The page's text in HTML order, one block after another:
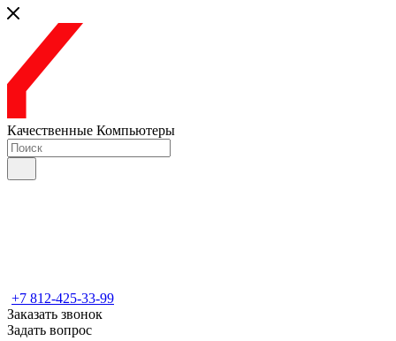
Качественные Компьютеры
+7 812-425-33-99
Заказать звонок
Задать вопрос